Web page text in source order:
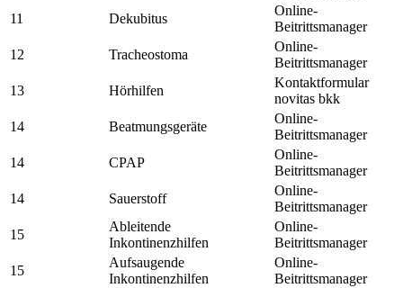
11
Dekubitus
Online-
Beitrittsmanager
12
Tracheostoma
Online-
Beitrittsmanager
13
Hörhilfen
Kontaktformular
novitas bkk
14
Beatmungsgeräte
Online-
Beitrittsmanager
14
CPAP
Online-
Beitrittsmanager
14
Sauerstoff
Online-
Beitrittsmanager
15
Ableitende
Inkontinenzhilfen
Online-
Beitrittsmanager
15
Aufsaugende
Inkontinenzhilfen
Online-
Beitrittsmanager